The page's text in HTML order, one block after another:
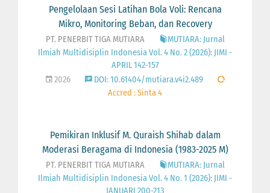
Pengelolaan Sesi Latihan Bola Voli: Rencana
Mikro, Monitoring Beban, dan Recovery
PT. PENERBIT TIGA MUTIARA
MUTIARA: Jurnal
Ilmiah Multidisiplin Indonesia Vol. 4 No. 2 (2026): JIMI -
APRIL 142-157
2026
DOI: 10.61404/mutiara.v4i2.489
Accred : Sinta 4
Pemikiran Inklusif M. Quraish Shihab dalam
Moderasi Beragama di Indonesia (1983-2025 M)
PT. PENERBIT TIGA MUTIARA
MUTIARA: Jurnal
Ilmiah Multidisiplin Indonesia Vol. 4 No. 1 (2026): JIMI -
JANUARI 200-213